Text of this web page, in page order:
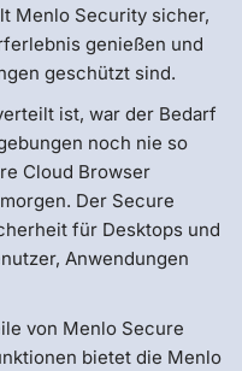
Menlo Security sicher,
genießen und
geschützt sind.
ist, war der Bedarf
noch nie so
Cloud Browser
Der Secure
für Desktops und
Anwendungen
von Menlo Secure
bietet die Menlo